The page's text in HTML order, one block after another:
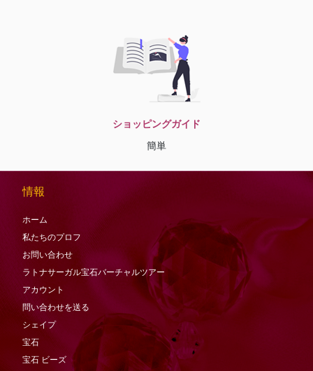
ショッピングガイド
簡単
情報
ホーム
私たちのプロフ
お問い合わせ
ラトナサーガル宝石バーチャ​​ルツアー
アカウント
問い合わせを送る
シェイプ
宝石
宝石 ビーズ